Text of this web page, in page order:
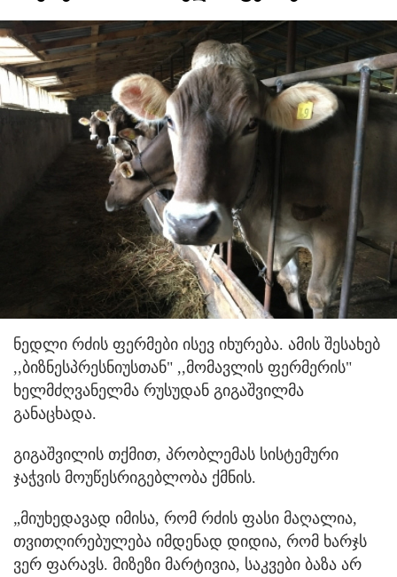
ნედლი რძის ფერმები ისევ იხურება. ამის შესახებ
,,ბიზნესპრესნიუსთან" ,,მომავლის ფერმერის"
ხელმძღვანელმა რუსუდან გიგაშვილმა
განაცხადა.
გიგაშვილის თქმით, პრობლემას სისტემური
ჯაჭვის მოუწესრიგებლობა ქმნის.
„მიუხედავად იმისა, რომ რძის ფასი მაღალია,
თვითღირებულება იმდენად დიდია, რომ ხარჯს
ვერ ფარავს. მიზეზი მარტივია, საკვები ბაზა არ